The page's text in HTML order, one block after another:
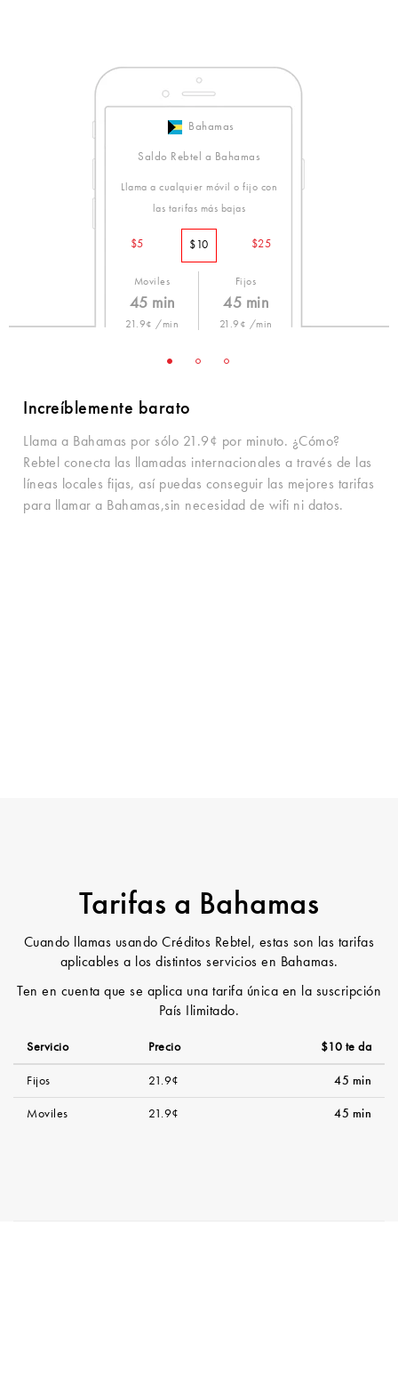
Bahamas
Saldo Rebtel a Bahamas
Llama a cualquier móvil o fijo con
las tarifas más bajas
$5 $10 $25
Moviles
45 min
21.9¢ /min
Fijos
45 min
21.9¢ /min
Increíblemente barato
Llama a Bahamas por sólo 21.9¢ por minuto. ¿Cómo?
Rebtel conecta las llamadas internacionales a través de las
líneas locales fijas, así puedas conseguir las mejores tarifas
para llamar a Bahamas,sin necesidad de wifi ni datos.
Tarifas a Bahamas
Cuando llamas usando Créditos Rebtel, estas son las tarifas
aplicables a los distintos servicios en Bahamas.
Ten en cuenta que se aplica una tarifa única en la suscripción
País Ilimitado.
Servicio Precio $10 te da
Fijos 21.9¢ 45 min
Moviles 21.9¢ 45 min